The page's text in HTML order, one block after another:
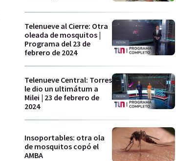
Telenueve al Cierre: Otra
oleada de mosquitos |
Programa del 23 de
febrero de 2024
Telenueve Central: Torres
le dio un ultimátum a
Milei | 23 de febrero de
2024
Insoportables: otra ola
de mosquitos copó el
AMBA